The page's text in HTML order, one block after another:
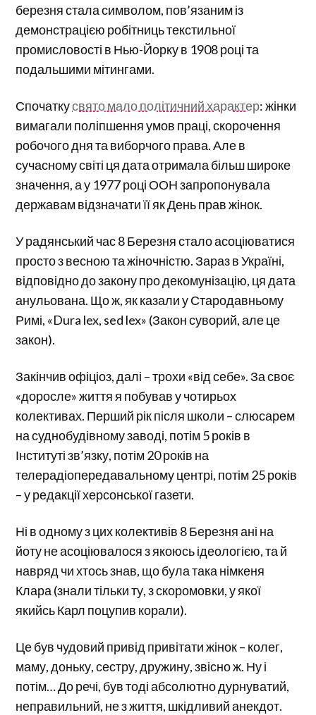
березня стала символом, пов’язаним із
демонстрацією робітниць текстильної
промисловості в Нью-Йорку в 1908 році та
подальшими мітингами.
Спочаткусвято мало політичний характер: жінки
вимагали поліпшення умов праці, скорочення
робочого дня та виборчого права. Але в
сучасному світі ця дата отримала більш широке
значення, а у 1977 році ООН запропонувала
державам відзначати її як День прав жінок.
У радянський час 8 Березня стало асоціюватися
просто з весною та жіночністю. Зараз в Україні,
відповідно до закону про декомунізацію, ця дата
анульована. Що ж, як казали у Стародавньому
Римі, «Dura lex, sed lex» (Закон суворий, але це
закон).
Закінчив офіціоз, далі – трохи «від себе». За своє
«доросле» життя я побував у чотирьох
колективах. Перший рік після школи – слюсарем
на суднобудівному заводі, потім 5 років в
Інституті зв’язку, потім 20 років на
телерадіопередавальному центрі, потім 25 років
– у редакції херсонської газети.
Ні в одному з цих колективів 8 Березня ані на
йоту не асоціювалося з якоюсь ідеологією, та й
навряд чи хтось знав, що була така німкеня
Клара (знали тільки ту, з скоромовки, у якої
якийсь Карл поцупив корали).
Це був чудовий привід привітати жінок – колег,
маму, доньку, сестру, дружину, звісно ж. Ну і
потім… До речі, був тоді абсолютно дурнуватий,
неправильний, не з життя, шкідливий анекдот.